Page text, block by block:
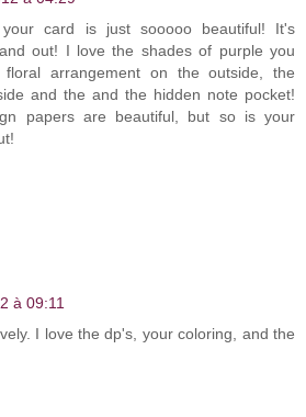
your card is just sooooo beautiful! It's
out! I love the shades of purple you
arrangement on the outside, the
and the and the hidden note pocket!
papers are beautiful, but so is your
à 09:11
I love the dp's, your coloring, and the